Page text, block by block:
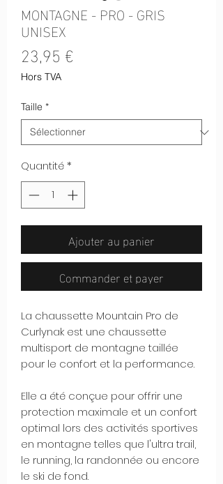
MONTAGNE - PRO - GRIS
UNISEX
23,95 €
Hors TVA
Taille *
Quantité*
Ajouter au panier
Commander et payer
La chaussette Mountain Pro de
Curlynak est une chaussette
multisport de montagne taillée
pour le confort et la performance.
Elle a été conçue pour offrir une
protection maximale et un confort
optimal lors des activités sportives
en montagne telles que l'ultra trail,
le running, la randonnée ou encore
le ski de fond.